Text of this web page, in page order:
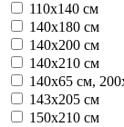
110х140 см
140х180 см
140х200 см
140х210 см
140х65 см,
143х205 см
150х210 см